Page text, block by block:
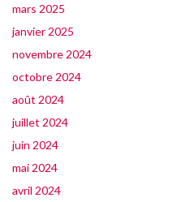
mars 2025
janvier 2025
novembre 2024
octobre 2024
août 2024
juillet 2024
juin 2024
mai 2024
avril 2024